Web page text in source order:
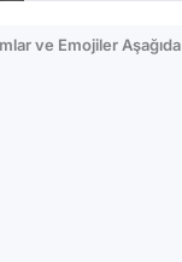
ve Emojiler Aşağıda